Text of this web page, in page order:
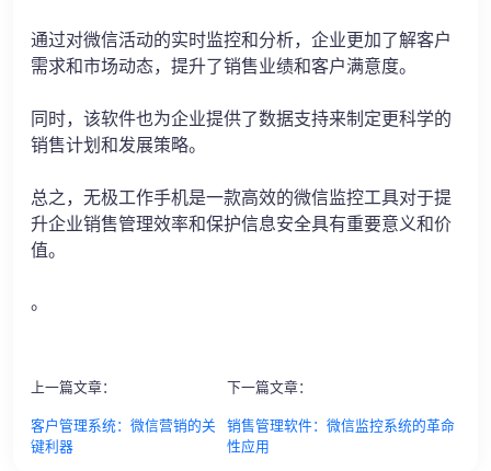
通过对微信活动的实时监控和分析，企业更加了解客户
需求和市场动态，提升了销售业绩和客户满意度。
同时，该软件也为企业提供了数据支持来制定更科学的
销售计划和发展策略。
总之，无极工作手机是一款高效的微信监控工具对于提
升企业销售管理效率和保护信息安全具有重要意义和价
值。
。
上一篇文章：
客户管理系统：微信营销的关
键利器
下一篇文章：
销售管理软件：微信监控系统的革命
性应用